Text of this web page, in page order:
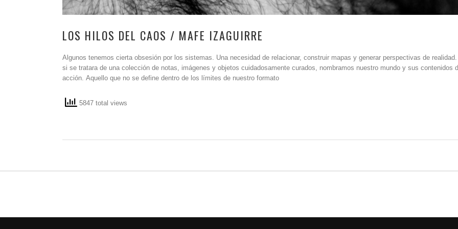
LOS HILOS DEL CAOS / MAFE IZAGUIRRE
Algunos tenemos cierta obsesión por los sistemas. Una necesidad de relacionar, construir mapas y generar perspectivas de
si se tratara de una colección de notas, imágenes y objetos cuidadosamente curados, nombramos nuestro mundo y sus contenidos
acción. Aquello que no se define dentro de los límites de nuestro formato
5847 total views